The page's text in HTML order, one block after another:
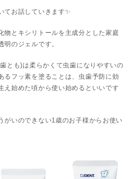
てお話していきます✨
物とキシリトールを主成分とした家庭
明のジェルです。
とも)は柔らかくて虫歯になりやすいの
るフッ素を塗ることは、虫歯予防に効
え始めた頃から使い始めるといいです
がいのできない1歳のお子様からお使い